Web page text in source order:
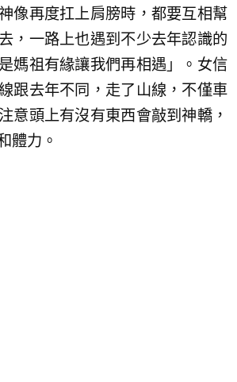
像再度扛上肩膀時，都要互相幫
，一路上也遇到不少去年認識的
媽祖有緣讓我們再相遇」。女信
跟去年不同，走了山線，不僅車
意頭上有沒有東西會敲到神轎，
體力。